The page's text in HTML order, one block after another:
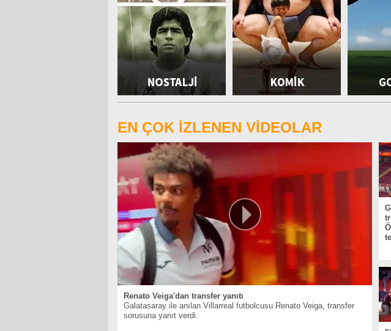
EN ÇOK İZLENEN VİDEOLAR
Renato Veiga'dan transfer yanıtı
Galatasaray ile anılan Villarreal futbolcusu Renato Veiga, transfer
sorusuna yanıt verdi.